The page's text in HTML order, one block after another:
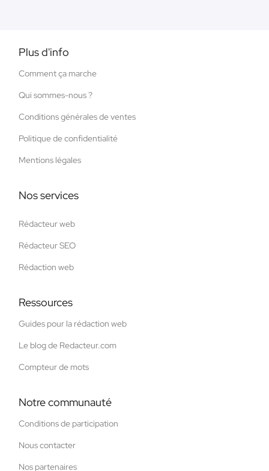
Plus d'info
Comment ça marche
Qui sommes-nous ?
Conditions générales de ventes
Politique de confidentialité
Mentions légales
Nos services
Rédacteur web
Rédacteur SEO
Rédaction web
Ressources
Guides pour la rédaction web
Le blog de Redacteur.com
Compteur de mots
Notre communauté
Conditions de participation
Nous contacter
Nos partenaires